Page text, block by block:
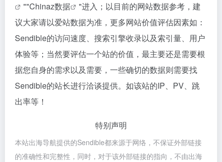
""Chinaz数据
"进入；以目前的网站数据参考，建
议大家请以爱站数据为准，更多网站价值评估因素如：
Sendible的访问速度、搜索引擎收录以及索引量、用户
体验等；当然要评估一个站的价值，最主要还是需要根
据您自身的需求以及需要，一些确切的数据则需要找
Sendible的站长进行洽谈提供。如该站的IP、PV、跳
出率等！
特别声明
本站出海导航提供的Sendible都来源于网络，不保证外部链接
的准确性和完整性，同时，对于该外部链接的指向，不由出海